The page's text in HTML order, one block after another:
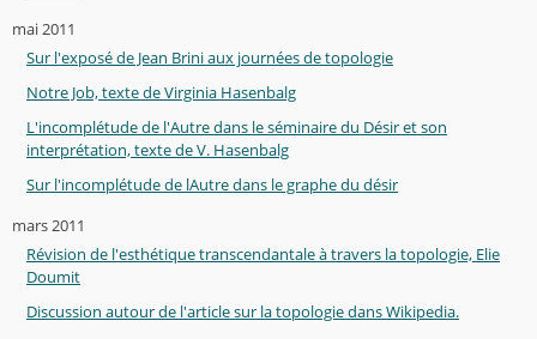
mai 2011
Sur l'exposé de Jean Brini aux journées de topologie
Notre Job, texte de Virginia Hasenbalg
L'incomplétude de l'Autre dans le séminaire du Désir et son
interprétation, texte de V. Hasenbalg
Sur l'incomplétude de lAutre dans le graphe du désir
mars 2011
Révision de l'esthétique transcendantale à travers la topologie, Elie
Doumit
Discussion autour de l'article sur la topologie dans Wikipedia.